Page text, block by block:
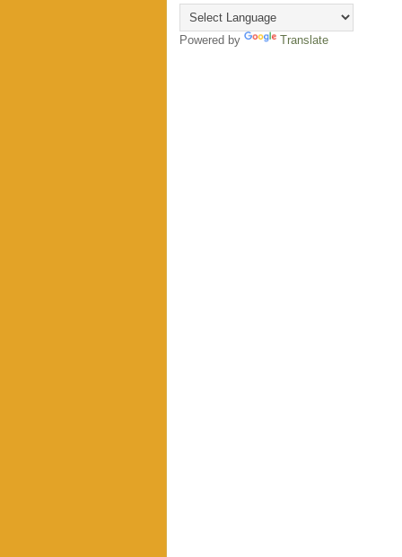
Powered by Translate